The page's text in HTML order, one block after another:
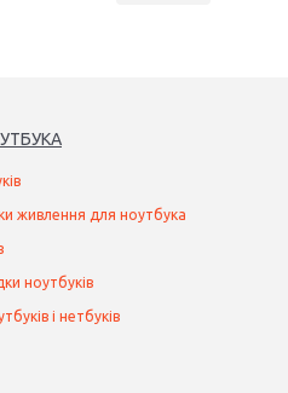
А
живлення для ноутбука
ноутбуків
і нетбуків